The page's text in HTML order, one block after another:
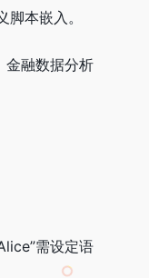
本嵌入。
金融数据分析
需设定语